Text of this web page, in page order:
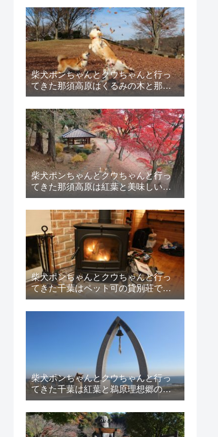
柴犬ポンちゃんとクウちゃんと行っ
てきた那須高原はくるみの木と那賀
川河畔公園の紹介！
柴犬ポンちゃんとクウちゃんと行っ
てきた那須高原は紅葉と美味しい百
姓蕎麦の紹介！
柴犬ポンちゃんとクウちゃんと行っ
てきた千葉はペット可の貸別荘での
BBQ紹介！
柴犬ポンちゃんとクウちゃんと行っ
てきた千葉は紅葉と鵜原理想郷の紹
介！